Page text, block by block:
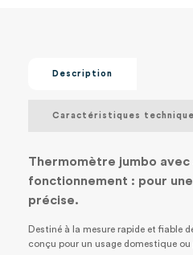
Description
Caractéristiques
Thermomètre jumbo
fonctionnement : pour
précise.
Destiné à la mesure rapide et fiable
conçu pour un usage domestique ou